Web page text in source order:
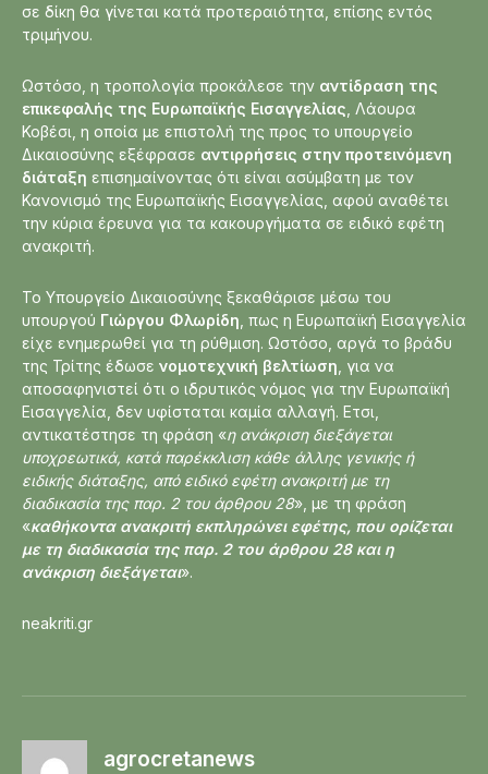
σε δίκη θα γίνεται κατά προτεραιότητα, επίσης εντός
τριμήνου.
Ωστόσο, η τροπολογία προκάλεσε την αντίδραση της
επικεφαλής της Ευρωπαϊκής Εισαγγελίας , Λάουρα
Κοβέσι, η οποία με επιστολή της προς το υπουργείο
Δικαιοσύνης εξέφρασε αντιρρήσεις στην προτεινόμενη
διάταξη επισημαίνοντας ότι είναι ασύμβατη με τον
Κανονισμό της Ευρωπαϊκής Εισαγγελίας, αφού αναθέτει
την κύρια έρευνα για τα κακουργήματα σε ειδικό εφέτη
ανακριτή.
Το Υπουργείο Δικαιοσύνης ξεκαθάρισε μέσω του
υπουργού Γιώργου Φλωρίδη , πως η Ευρωπαϊκή Εισαγγελία
είχε ενημερωθεί για τη ρύθμιση. Ωστόσο, αργά το βράδυ
της Τρίτης έδωσε νομοτεχνική βελτίωση , για να
αποσαφηνιστεί ότι ο ιδρυτικός νόμος για την Ευρωπαϊκή
Εισαγγελία, δεν υφίσταται καμία αλλαγή. Ετσι,
αντικατέστησε τη φράση «η ανάκριση διεξάγεται
υποχρεωτικά, κατά παρέκκλιση κάθε άλλης γενικής ή
ειδικής διάταξης, από ειδικό εφέτη ανακριτή με τη
διαδικασία της παρ. 2 του άρθρου 28», με τη φράση
«καθήκοντα ανακριτή εκπληρώνει εφέτης, που ορίζεται
με τη διαδικασία της παρ. 2 του άρθρου 28 και η
ανάκριση διεξάγεται».
neakriti.gr
agrocretanews